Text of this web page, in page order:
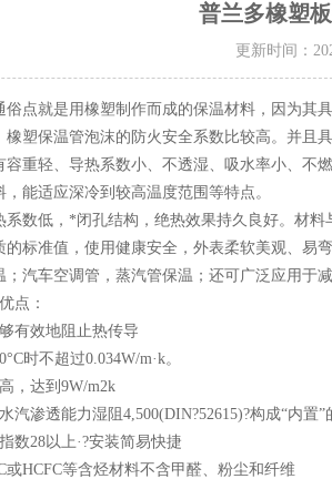
普兰多橡塑
更新时间：
俗点就是用橡塑制作而成的保温材料，因为其
塑保温管泡沫的防火安全系数比较高。并且
轻、导热系数小、不透湿、吸水率小、不
能适应深冷到较高温度范围等特点。
低，*闭孔结构，绝热效果持久良好。材料
的标准值，使用健康安全，外表柔软美观、
；汽车空调管，蒸汽管保温；还可广泛应用于
点：
效地阻止热传导
时不超过0.034W/m·k。
达到9W/m2k
渗透能力湿阻4,500(DIN?52615)?构成“内置”
28以上·?安装简易快捷
HCFC等含烃材料不含甲醛、粉尘和纤维